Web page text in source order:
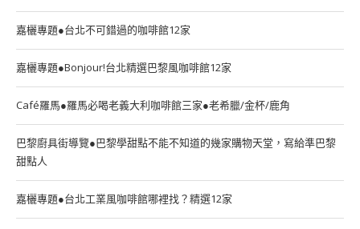
嘉欐專題●台北不可錯過的咖啡館12家
嘉欐專題●Bonjour!台北精選巴黎風咖啡館12家
Café羅馬●羅馬必喝老義大利咖啡館三家●老希臘/金杯/鹿角
巴黎廚具街導覽●巴黎學甜點不能不知道的幾家購物天堂，寫給準巴黎
甜點人
嘉欐專題●台北工業風咖啡館哪裡找？精選12家